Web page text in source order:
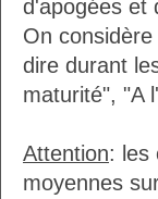
d'apogées et
On
dire durant
maturité", "A
Attention: les
moyennes